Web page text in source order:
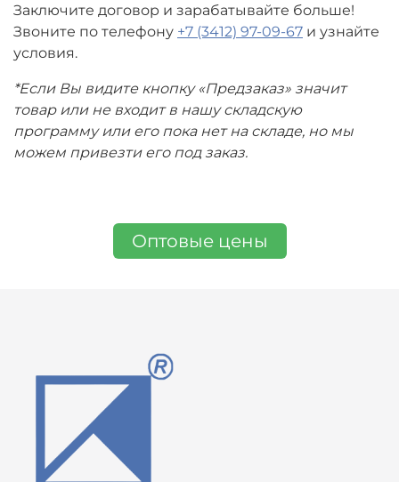
Заключите договор и зарабатывайте больше!
Звоните по телефону +7 (3412) 97-09-67 и узнайте
условия.
*Если Вы видите кнопку «Предзаказ» значит
товар или не входит в нашу складскую
программу или его пока нет на складе, но мы
можем привезти его под заказ.
Оптовые цены